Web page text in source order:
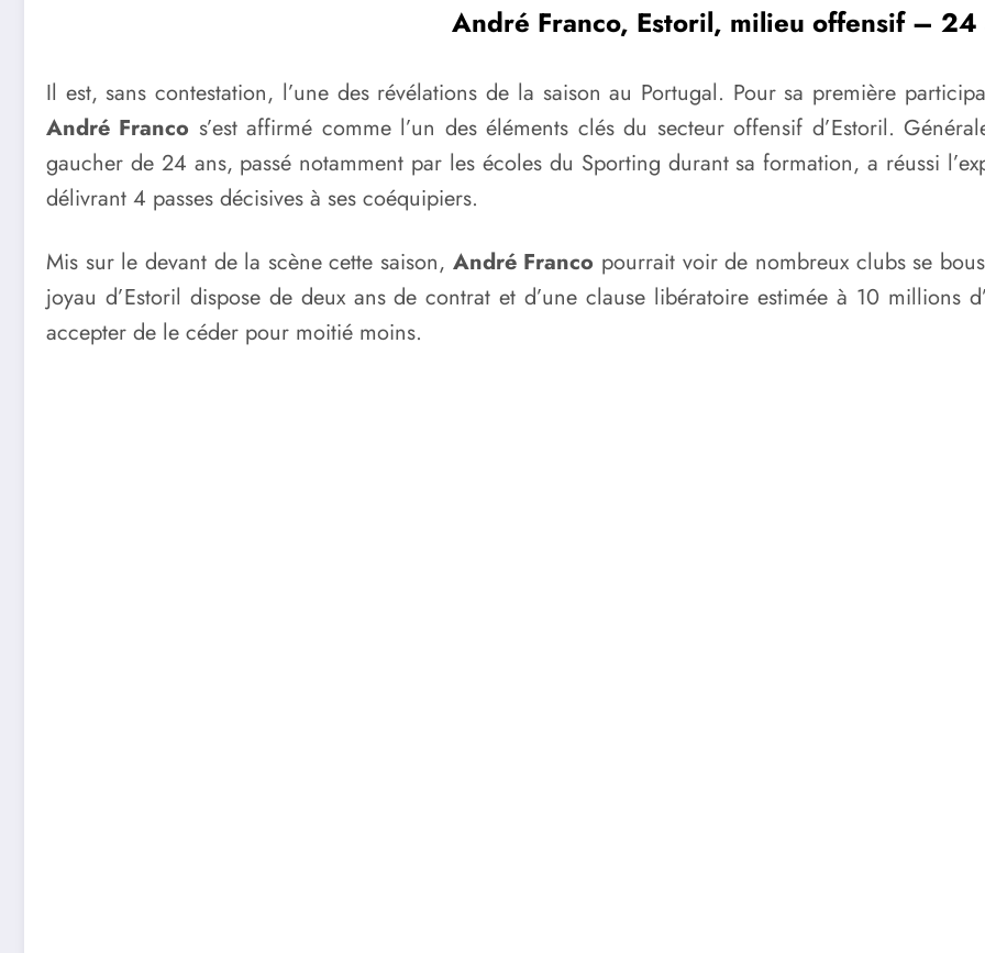
André Franco, Estoril, milieu offensif – 24
Il est, sans contestation, l’une des révélations de la saison au Portugal. Pour sa première
André Franco s’est affirmé comme l’un des éléments clés du secteur offensif d’Estoril.
gaucher de 24 ans, passé notamment par les écoles du Sporting durant sa formation, a réussi
délivrant 4 passes décisives à ses coéquipiers.
Mis sur le devant de la scène cette saison, André Franco pourrait voir de nombreux clubs se
joyau d’Estoril dispose de deux ans de contrat et d’une clause libératoire estimée à 10 millions
accepter de le céder pour moitié moins.